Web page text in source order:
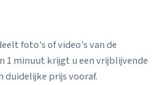
foto's of video's van de
1 minuut krijgt u een vrijblijvende
duidelijke prijs vooraf.